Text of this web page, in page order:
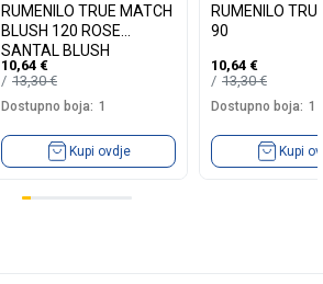
RUMENILO TRUE MATCH
BLUSH 120 ROSE
SANTAL BLUSH
10,64 €
13,30€
Dostupno boja: 1
Kupi ovdje
RUMENILO
90
10,64 €
13,30€
Dostupno boja: 1
Kupi